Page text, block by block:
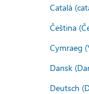
Català
Čeština
Cymraeg
Dansk
Deutsch